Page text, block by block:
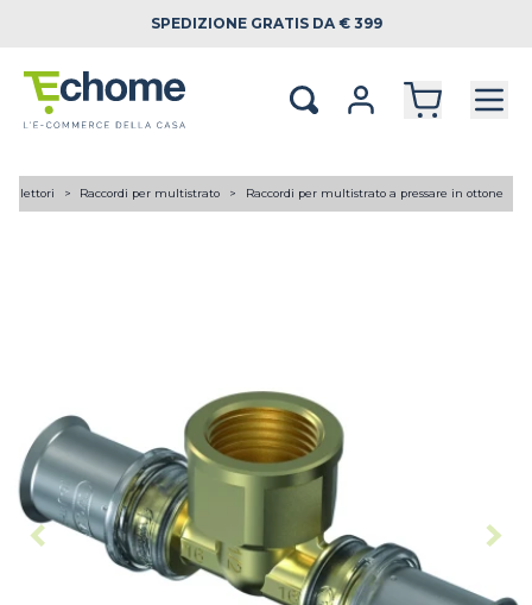
SPEDIZIONE GRATIS DA € 399
collettori Raccordi per multistrato Raccordi per multistrato a pressare in ottone